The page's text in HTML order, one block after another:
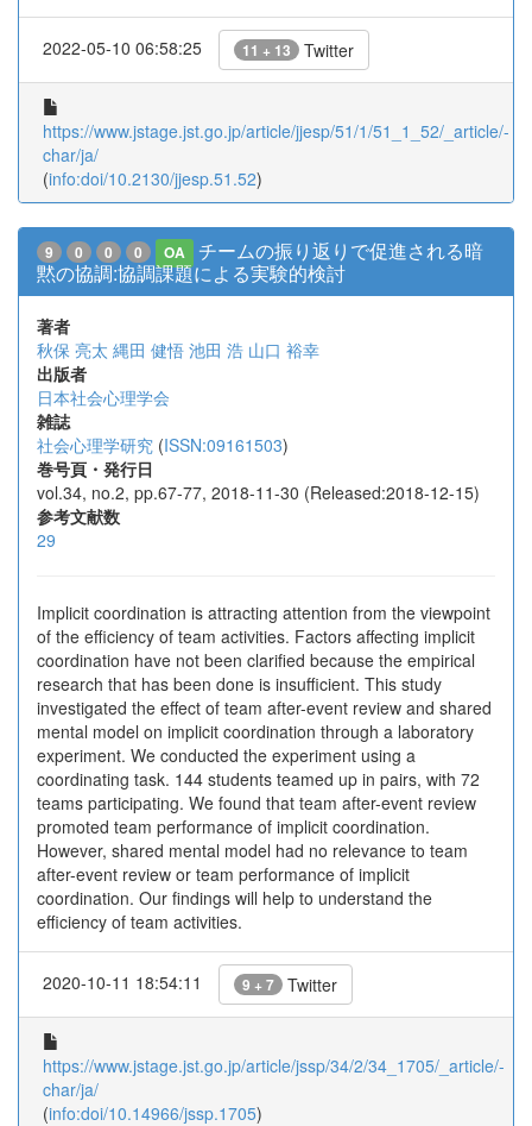
2022-05-10 06:58:25 11 + 13 Twitter
https://www.jstage.jst.go.jp/article/jjesp/51/1/51_1_52/_article/-
char/ja/
(info:doi/10.2130/jjesp.51.52)
9 0 0 0 OA
チームの振り返りで促進される暗
黙の協調:協調課題による実験的検討
著者
秋保 亮太 縄田 健悟 池田 浩 山口 裕幸
出版者
日本社会心理学会
雑誌
社会心理学研究 (ISSN:09161503)
巻号頁・発行日
vol.34, no.2, pp.67-77, 2018-11-30 (Released:2018-12-15)
参考文献数
29
Implicit coordination is attracting attention from the viewpoint
of the efficiency of team activities. Factors affecting implicit
coordination have not been clarified because the empirical
research that has been done is insufficient. This study
investigated the effect of team after-event review and shared
mental model on implicit coordination through a laboratory
experiment. We conducted the experiment using a
coordinating task. 144 students teamed up in pairs, with 72
teams participating. We found that team after-event review
promoted team performance of implicit coordination.
However, shared mental model had no relevance to team
after-event review or team performance of implicit
coordination. Our findings will help to understand the
efficiency of team activities.
2020-10-11 18:54:11 9 + 7 Twitter
https://www.jstage.jst.go.jp/article/jssp/34/2/34_1705/_article/-
char/ja/
(info:doi/10.14966/jssp.1705)